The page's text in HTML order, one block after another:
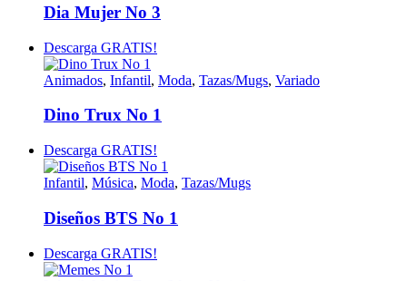
Dia Mujer No 3
Descarga GRATIS!
Animados, Infantil, Moda, Tazas/Mugs, Variado
Dino Trux No 1
Descarga GRATIS!
Infantil, Música, Moda, Tazas/Mugs
Diseños BTS No 1
Descarga GRATIS!